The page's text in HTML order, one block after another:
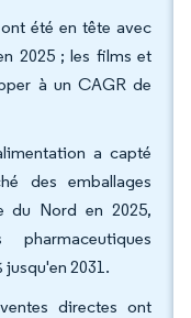
été en tête avec
2025 ; les films et
à un CAGR de
a capté
des emballages
du Nord en 2025,
jusqu'en 2031.
directes ont